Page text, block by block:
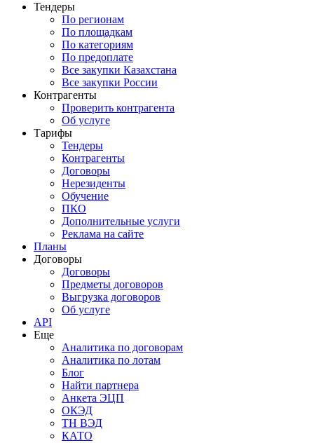
Тендеры
По регионам
По площадкам
По категориям
По предоплате
Все закупки Казахстана
Все закупки России
Контрагенты
Проверить контрагента
Об услуге
Тарифы
Тендеры
Контрагенты
Договоры
Нерезиденты
Обучение
ПКО
Дополнительные услуги
Реклама на сайте
Планы
Договоры
Договоры
Предметы договоров
Выгрузка договоров
Об услуге
API
Еще
Аналитика по договорам
Аналитика по лотам
Блог
Найти партнера
Анкета ЭЦП
ОКЭД
ТН ВЭД
КАТО